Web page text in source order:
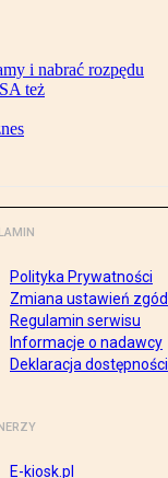
i nabrać rozpędu
też
Polityka Prywatności
Zmiana ustawień zgód
Regulamin serwisu
Informacje o nadawcy
Deklaracja dostępności
E-kiosk.pl